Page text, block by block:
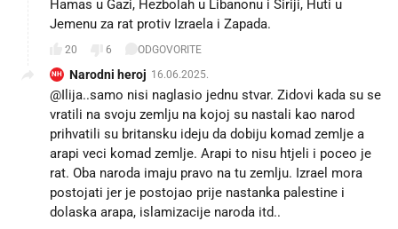
Hamas u Gazi, Hezbolah u Libanonu i Siriji, Huti u
Jemenu za rat protiv Izraela i Zapada.
20 6 ODGOVORITE
NH Narodni heroj 16.06.2025.
@Ilija..samo nisi naglasio jednu stvar. Zidovi kada su se
vratili na svoju zemlju na kojoj su nastali kao narod
prihvatili su britansku ideju da dobiju komad zemlje a
arapi veci komad zemlje. Arapi to nisu htjeli i poceo je
rat. Oba naroda imaju pravo na tu zemlju. Izrael mora
postojati jer je postojao prije nastanka palestine i
dolaska arapa, islamizacije naroda itd..